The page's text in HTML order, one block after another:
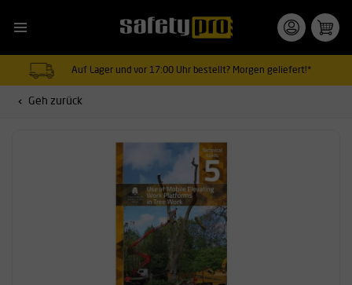
Auf Lager und vor 17:00 Uhr bestellt? Morgen geliefert!*
Geh zurück